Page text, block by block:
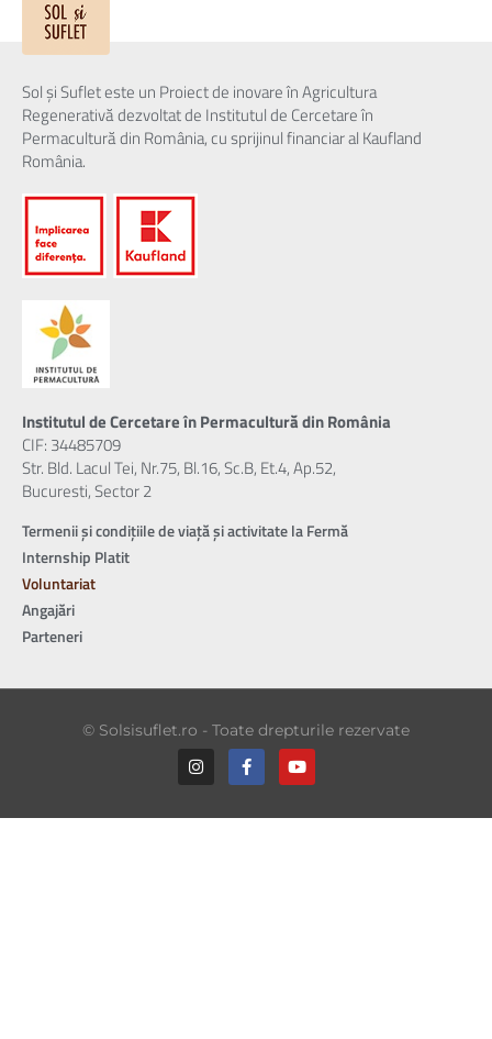
Sol și Suflet este un Proiect de inovare în Agricultura
Regenerativă dezvoltat de Institutul de Cercetare în
Permacultură din România, cu sprijinul financiar al Kaufland
România.
Institutul de Cercetare în Permacultură din România
CIF: 34485709
Str. Bld. Lacul Tei, Nr.75, Bl.16, Sc.B, Et.4, Ap.52,
Bucuresti, Sector 2
Termenii și condițiile de viață și activitate la Fermă
Internship Platit
Voluntariat
Angajări
Parteneri
© Solsisuflet.ro - Toate drepturile rezervate